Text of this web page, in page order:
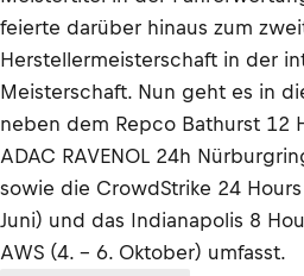
feierte darüber hinaus zum
Herstellermeisterschaft in der
Meisterschaft. Nun geht es in
neben dem Repco Bathurst 12
ADAC RAVENOL 24h
sowie die CrowdStrike 24
Juni) und das Indianapolis 8
AWS (4. – 6. Oktober) umfasst.